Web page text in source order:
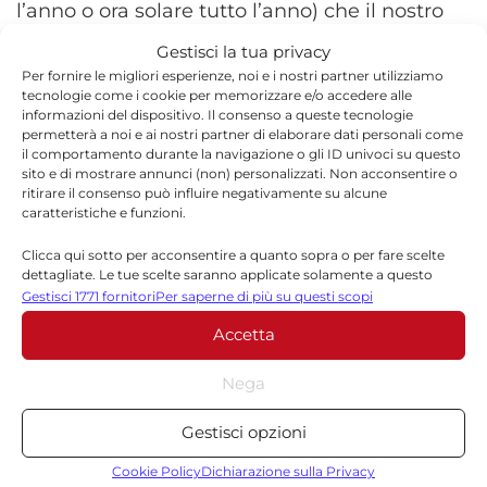
Gestisci la tua privacy
Per fornire le migliori esperienze, noi e i nostri partner utilizziamo
tecnologie come i cookie per memorizzare e/o accedere alle
informazioni del dispositivo. Il consenso a queste tecnologie
permetterà a noi e ai nostri partner di elaborare dati personali come
il comportamento durante la navigazione o gli ID univoci su questo
sito e di mostrare annunci (non) personalizzati. Non acconsentire o
ritirare il consenso può influire negativamente su alcune
caratteristiche e funzioni.
Clicca qui sotto per acconsentire a quanto sopra o per fare scelte
dettagliate. Le tue scelte saranno applicate solamente a questo
sito. È possibile modificare le impostazioni in qualsiasi momento,
compreso il ritiro del consenso, utilizzando i pulsanti della Cookie
Policy o cliccando sul pulsante di gestione del consenso nella parte
inferiore dello schermo.
Statistiche
Archiviare informazioni su dispositivo e/o accedervi, Misurare le
prestazioni degli annunci, Misurare le prestazioni dei contenuti,
Gestisci 1771 fornitoriPer saperne di più su questi scopi
Accetta
Nega
Gestisci opzioni
Cookie PolicyDichiarazione sulla Privacy
l’anno o ora solare tutto l’anno) che il nostro
Paese dovrà scegliere di adottare dal 2021.
TORNA IN ATTUALITÀ
La redazione di Quotidianodiragusa.it è composta
da giornalisti, collaboratori e professionisti
dell’informazione che ogni giorno lavorano per
offrire notizie, approfondimenti e contenuti